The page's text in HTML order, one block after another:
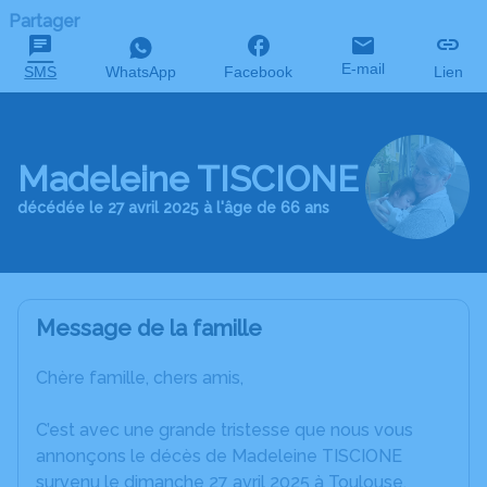
Partager
SMS WhatsApp Facebook E-mail Lien
Madeleine TISCIONE
décédée le 27 avril 2025 à l'âge de 66 ans
Message de la famille
Chère famille, chers amis,
C’est avec une grande tristesse que nous vous
annonçons le décès de Madeleine TISCIONE
survenu le dimanche 27 avril 2025 à Toulouse.